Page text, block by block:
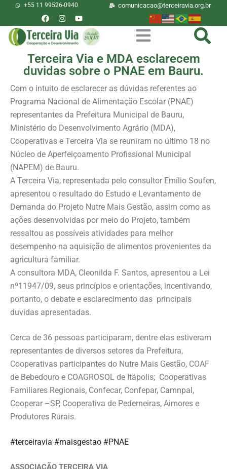
+55 11 99526-0940 comunicacao@terceiravia.org.br
Terceira Via e MDA esclarecem
duvidas sobre o PNAE em Bauru.
Com o intuito de esclarecer as dúvidas referentes ao
Programa Nacional de Alimentação Escolar (PNAE)
representantes da Prefeitura Municipal de Bauru,
Ministério do Desenvolvimento Agrário (MDA),
Cooperativas e Terceira Via se reuniram no último 18 no
Núcleo de Aperfeiçoamento Profissional Municipal
(NAPEM) de Bauru.
A Terceira Via, representada pelo consultor Emílio Soufen,
apresentou o resultado do Estudo e Levantamento de
Demanda do Projeto Nutre Mais Gestão, assim como as
ações desenvolvidas por meio do Projeto, também
ressaltou as possíveis atividades para melhor
desempenho na aquisição de alimentos provenientes da
agricultura familiar.
A consultora MDA, Cleonilda F. Santos, apresentou a Lei
nº11947/09, seus princípios e orientações, incentivando,
portanto, o debate e esclarecimento das principais
duvidas apresentadas.
Cerca de 36 pessoas participaram, dentre elas estiveram
representantes de diversos setores da Prefeitura,
Cooperativas participantes do Nutre Mais Gestão, COAF
de Bebedouro e COAGROSOL de Itápolis; Cooperativas
Familiares Regionais, Confecar, Confepar, Camnpal,
Cooperar –SP, Cooperativa de Pederneiras, Aimores e
Produtores Rurais.
#terceiravia #maisgestao #PNAE
ASSOCIAÇÃO TERCEIRA VIA